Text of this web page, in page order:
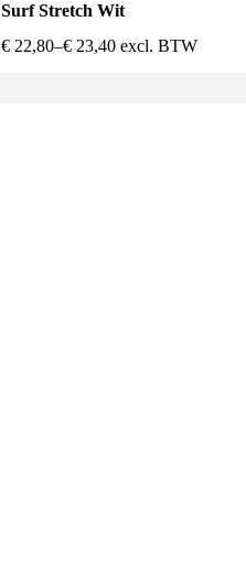
Surf Stretch Wit
€ 22,80–€ 23,40 excl. BTW